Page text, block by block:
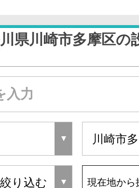
県川崎市多摩区の
現在地から